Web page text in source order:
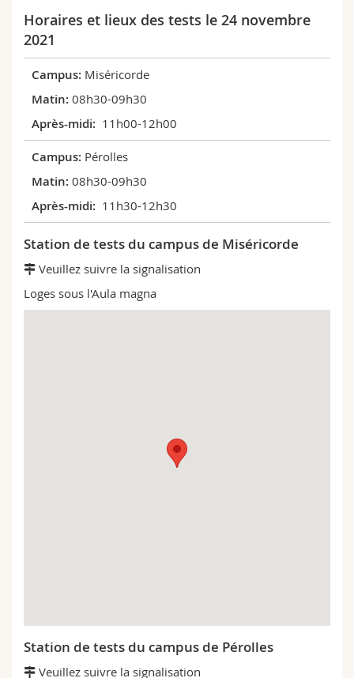
Horaires et lieux des tests le 24 novembre
2021
Miséricorde
08h30-09h30
11h00-12h00
Pérolles
08h30-09h30
11h30-12h30
Station de tests du campus de Miséricorde
Veuillez suivre la signalisation
Loges sous l'Aula magna
Station de tests du campus de Pérolles
Veuillez suivre la signalisation